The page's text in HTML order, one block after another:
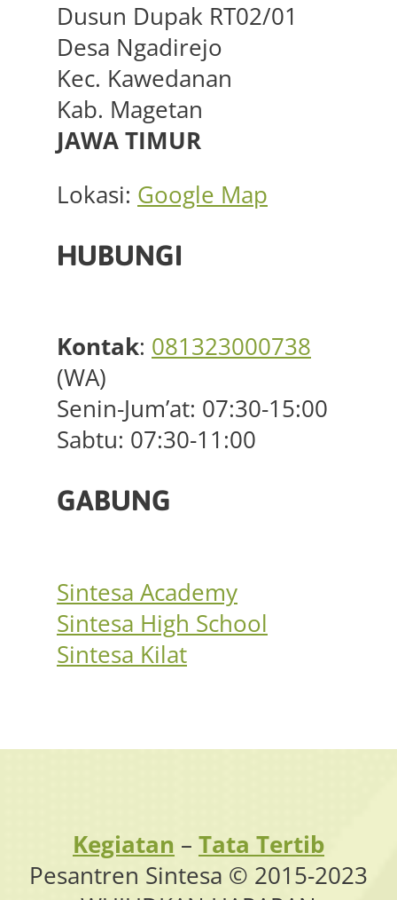
Dusun Dupak RT02/01
Desa Ngadirejo
Kec. Kawedanan
Kab. Magetan
JAWA TIMUR
Lokasi: Google Map
HUBUNGI
Kontak: 081323000738
(WA)
Senin-Jum’at: 07:30-15:00
Sabtu: 07:30-11:00
GABUNG
Sintesa Academy
Sintesa High School
Sintesa Kilat
Kegiatan – Tata Tertib
Pesantren Sintesa © 2015-2023